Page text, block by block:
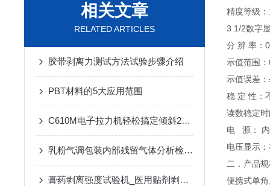
相关文章
RELATED ARTICLES
胶带剥离力测试方法试验步骤介绍
PBT材料的5大应用范围
C610M电子拉力机轻松搞定倾斜23度瓶盖拉拔力测试难题
乳粉气调包装内部残留气体分析检测与试验仪器
膏药剥离强度试验机_医用贴剂剥离力测试仪介绍
精度等级
3 1/2数字
分 辨 率：
示值范围
示值误差
稳 定 性：
读数稳定
电 源： 内
电压显示
二． 产品
便携式单